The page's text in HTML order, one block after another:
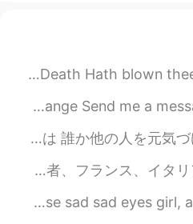
わたしが中学生だった時
分で洗わない人がたくさ
ん弁当も
2020.05.18 05:51
Suttee by Sarojini Naidu. LAMP of my life, the lips
Hello is there someone who can call now for
さっきマルタへ行きった！ 良くリラックスをできて、いっぱい探検した😌 マルタは小さけど、歴史がとても面
Close Those Sad Sad Eyes by Beautiful Grim.